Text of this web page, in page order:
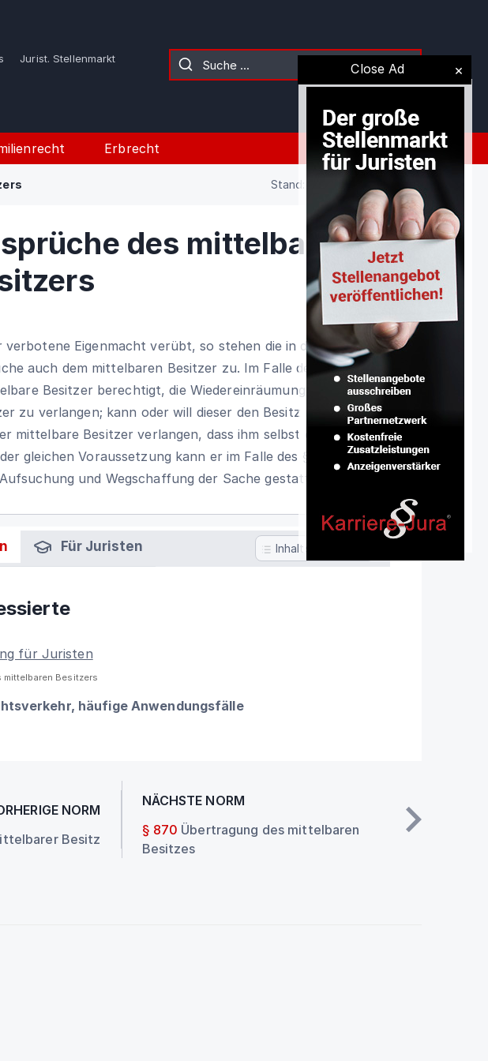
Jurist. Stellenmarkt
Erbrecht
Stand: 02.08.2026 (Gesetz)
Close Ad
des mittelbaren
verbotene Eigenmacht verübt, so stehen die in den §§ 861,
auch dem mittelbaren Besitzer zu. Im Falle der Entziehung
Besitzer berechtigt, die Wiedereinräumung des Besitzes
zu verlangen; kann oder will dieser den Besitz nicht wieder
mittelbare Besitzer verlangen, dass ihm selbst der Besitz
gleichen Voraussetzung kann er im Falle des § 867
und Wegschaffung der Sache gestattet wird.
Für Juristen Inhaltsverzeichnis
für Juristen
Besitzers
häufige Anwendungsfälle
NORM
Besitz
NÄCHSTE NORM
§ 870 Übertragung des mittelbaren
Besitzes